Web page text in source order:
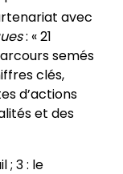
avec
: « 21
semés
clés,
d’actions
et des
; 3 : le